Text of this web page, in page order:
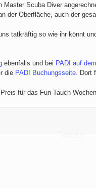
Scuba Diver
der Oberfläche, auch der
tatkräftig so wie ihr könnt
ebenfalls und bei PADI auf
die PADI Buchungsseite. Dort
für das Fun-Tauch-
Kontakt